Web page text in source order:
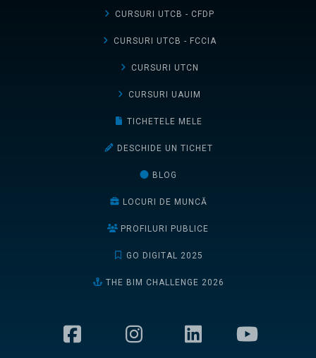
CURSURI UTCB - CFDP
CURSURI UTCB - FCCIA
CURSURI UTCN
CURSURI UAUIM
TICHETELE MELE
DESCHIDE UN TICHET
BLOG
LOCURI DE MUNCĂ
PROFILURI PUBLICE
GO DIGITAL 2025
THE BIM CHALLENGE 2026